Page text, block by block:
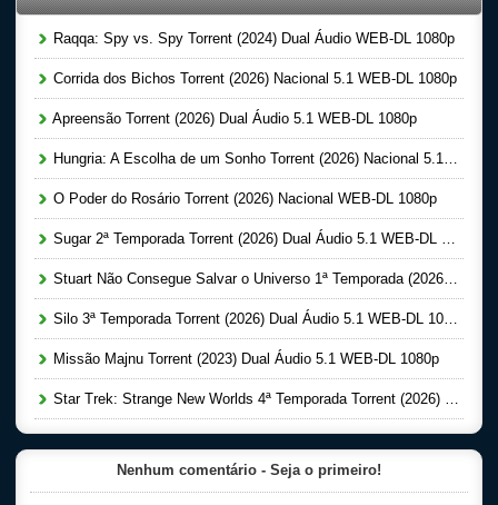
Raqqa: Spy vs. Spy Torrent (2024) Dual Áudio WEB-DL 1080p
Corrida dos Bichos Torrent (2026) Nacional 5.1 WEB-DL 1080p
Apreensão Torrent (2026) Dual Áudio 5.1 WEB-DL 1080p
Hungria: A Escolha de um Sonho Torrent (2026) Nacional 5.1 WEB-DL 1080p
O Poder do Rosário Torrent (2026) Nacional WEB-DL 1080p
Sugar 2ª Temporada Torrent (2026) Dual Áudio 5.1 WEB-DL 1080p
Stuart Não Consegue Salvar o Universo 1ª Temporada (2026) Dual Áudio 5.1 WEB-DL 1080p
Silo 3ª Temporada Torrent (2026) Dual Áudio 5.1 WEB-DL 1080p
Missão Majnu Torrent (2023) Dual Áudio 5.1 WEB-DL 1080p
Star Trek: Strange New Worlds 4ª Temporada Torrent (2026) Dual Áudio 5.1 WEB-DL 1080p
Nenhum comentário - Seja o primeiro!